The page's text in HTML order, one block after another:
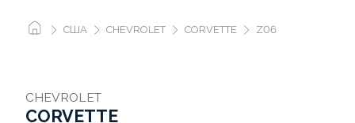
США CHEVROLET CORVETTE Z06
CHEVROLET
CORVETTE